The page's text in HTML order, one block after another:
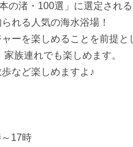
の渚・100選」に選定され
れる人気の海水浴場！
ーを楽しめることを前提と
族連れでも楽しめます。
など楽しめますよ♪
17時